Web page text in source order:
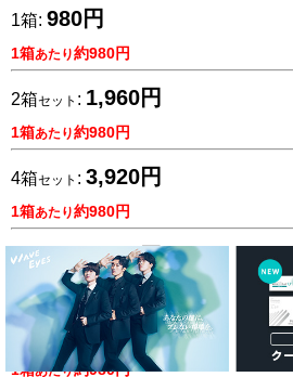
1箱: 980円
1箱あたり約980円
2箱セット : 1,960円
1箱あたり約980円
4箱セット : 3,920円
1箱あたり約980円
6箱セット :5,880円
1箱あたり約980円
8箱 セット :7,840円
1箱あたり約980円